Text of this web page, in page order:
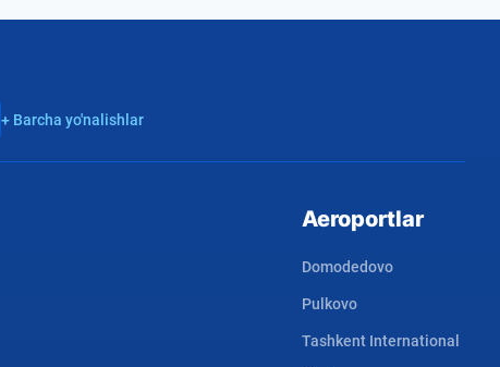
+ Barcha yo'nalishlar
Aeroportlar
Domodedovo
Pulkovo
Tashkent International